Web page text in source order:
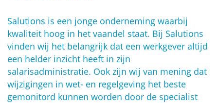
Salutions is een jonge onderneming waarbij
kwaliteit hoog in het vaandel staat. Bij Salutions
vinden wij het belangrijk dat een werkgever altijd
een helder inzicht heeft in zijn
salarisadministratie. Ook zijn wij van mening dat
wijzigingen in wet- en regelgeving het beste
gemonitord kunnen worden door de specialist